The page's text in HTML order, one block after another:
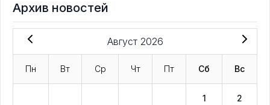
Архив новостей
Август 2026
Пн Вт Ср Чт Пт Сб Вс
1 2